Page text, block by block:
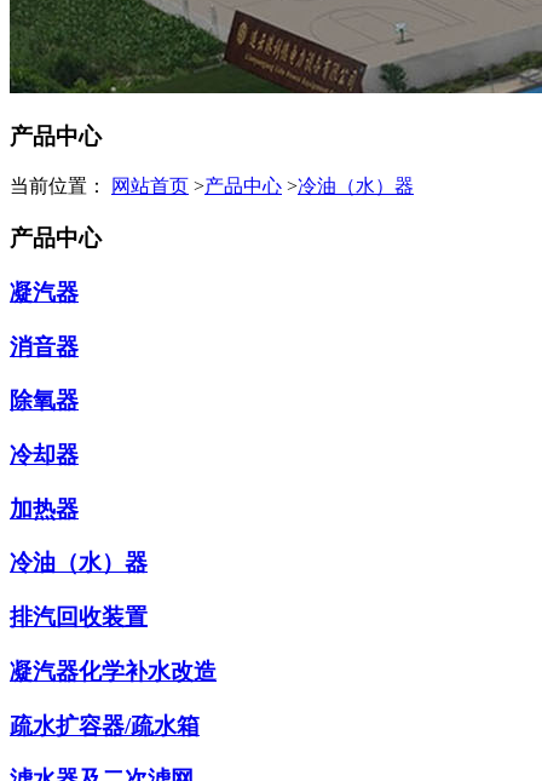
产品中心
当前位置： 网站首页 >产品中心 >冷油（水）器
产品中心
凝汽器
消音器
除氧器
冷却器
加热器
冷油（水）器
排汽回收装置
凝汽器化学补水改造
疏水扩容器/疏水箱